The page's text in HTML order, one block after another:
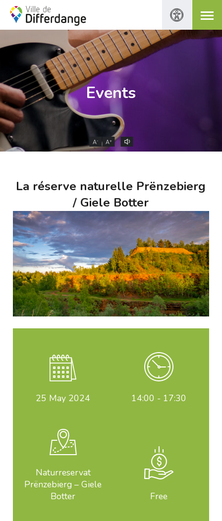
Events
A- A+
La réserve naturelle Prënzebierg
/ Giele Botter
25 May 2024 14:00 - 17:30
Naturreservat
Prënzebierg – Giele
Botter
Free